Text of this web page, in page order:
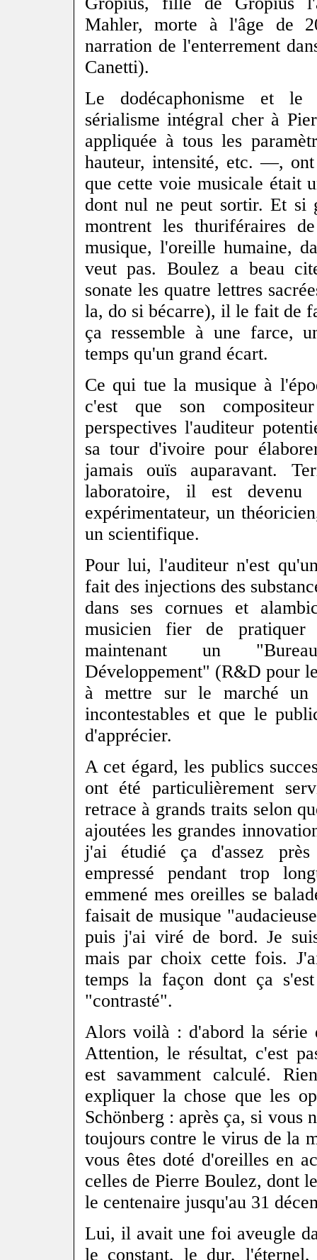
Mahler, morte à l'âge de
narration de l'enterrement
Canetti).
Le dodécaphonisme et le
sérialisme intégral cher à
appliquée à tous les
hauteur, intensité, etc. —, ont
que cette voie musicale était
dont nul ne peut sortir. Et si
montrent les thuriféraires
musique, l'oreille humaine,
veut pas. Boulez a beau
sonate les quatre lettres
la, do si bécarre), il le fait de
ça ressemble à une farce,
temps qu'un grand écart.
Ce qui tue la musique à
c'est que son
perspectives l'auditeur
sa tour d'ivoire pour
jamais ouïs auparavant.
laboratoire, il est devenu
expérimentateur, un
un scientifique.
Pour lui, l'auditeur n'est
fait des injections des
dans ses cornues et
musicien fier de
maintenant un
Développement" (R&D pour
à mettre sur le marché un
incontestables et que le
d'apprécier.
A cet égard, les publics
ont été particulièrement
retrace à grands traits selon
ajoutées les grandes
j'ai étudié ça d'assez
empressé pendant trop
emmené mes oreilles se
faisait de musique
puis j'ai viré de bord. Je
mais par choix cette fois.
temps la façon dont ça
"contrasté".
Alors voilà : d'abord la série
Attention, le résultat, c'est
est savamment calculé.
expliquer la chose que les
Schönberg : après ça, si vous
toujours contre le virus de la
vous êtes doté d'oreilles en
celles de Pierre Boulez, dont
le centenaire jusqu'au 31
Lui, il avait une foi aveugle
le constant, le dur,